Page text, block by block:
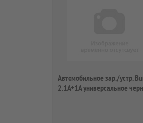
Автомобильное зар./устр.
2.1A+1A универсальное